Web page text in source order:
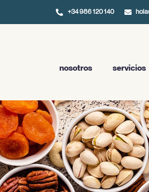
+34 986 120 140
nosotros servicios